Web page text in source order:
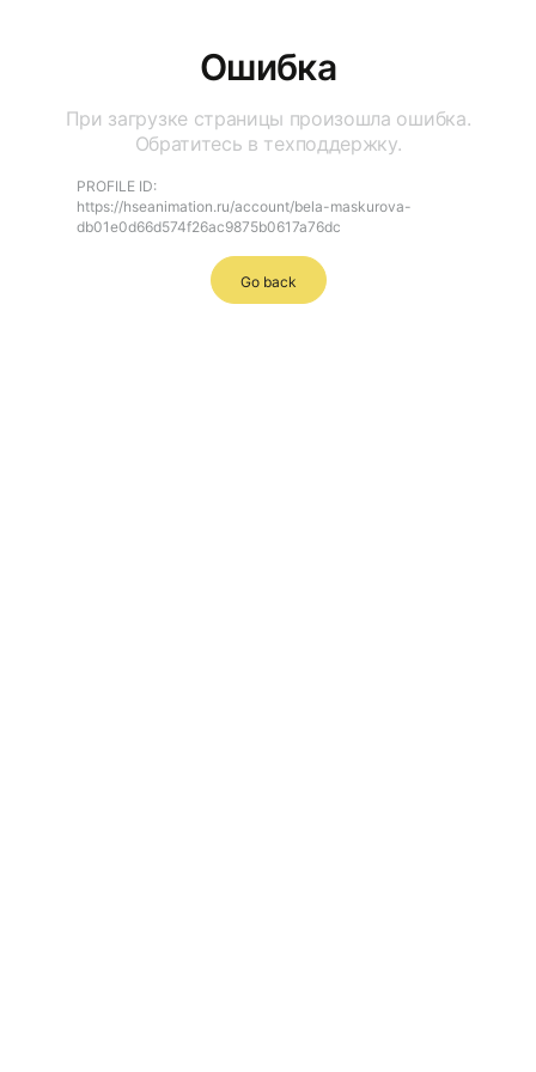
Ошибка
При загрузке страницы произошла ошибка.
Обратитесь в техподдержку.
PROFILE ID:
https://hseanimation.ru/account/bela-maskurova-
db01e0d66d574f26ac9875b0617a76dc
Go back